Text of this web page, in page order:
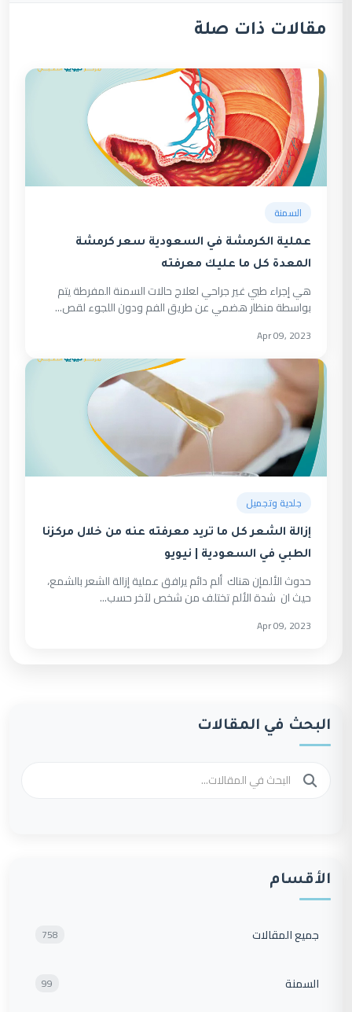
مقالات ذات صلة
السمنة
عملية الكرمشة في السعودية سعر كرمشة
المعدة كل ما عليك معرفته
هي إجراء طبي غير جراحي لعلاج حالات السمنة المفرطة يتم
بواسطة منظار هضمي عن طريق الفم ودون اللجوء لقص...
Apr 09, 2023
جلدية وتجميل
إزالة الشعر كل ما تريد معرفته عنه من خلال مركزنا
الطبي في السعودية | نيويو
حدوث الألمإن هناك ألم دائم يرافق عملية إزالة الشعر بالشمع،
حيث ان شدة الألم تختلف من شخص لآخر حسب...
Apr 09, 2023
البحث في المقالات
الأقسام
جميع المقالات 758
السمنة 99